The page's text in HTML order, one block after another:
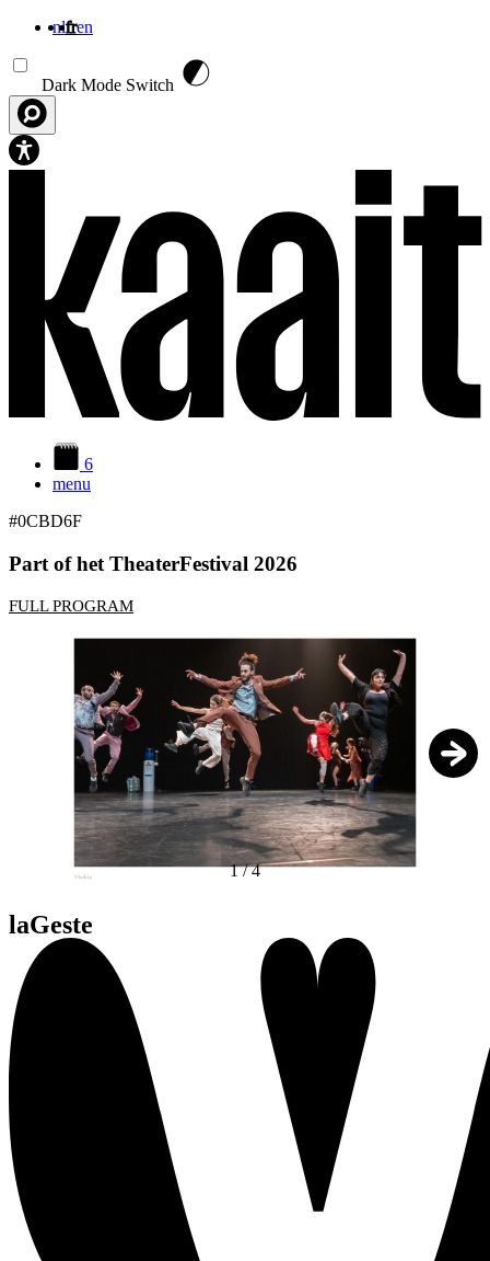
nlfren
Dark Mode Switch
6
menu
#0CBD6F
Part of het TheaterFestival 2026
FULL PROGRAM
1/4
laGeste